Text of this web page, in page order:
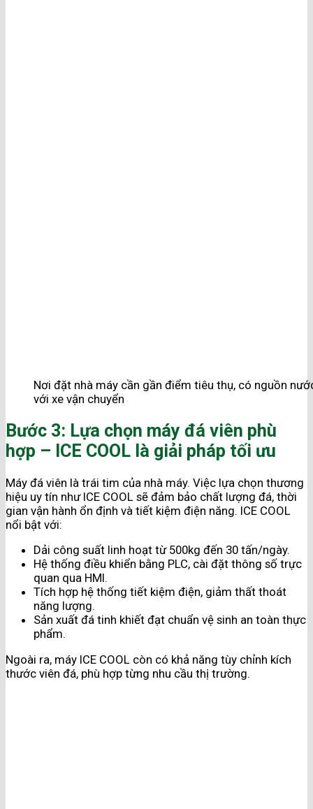
Nơi đặt nhà máy cần gần điểm tiêu thụ, có nguồn
với xe vận chuyển
Bước 3: Lựa chọn máy đá viên phù
hợp – ICE COOL là giải pháp tối ưu
Máy đá viên là trái tim của nhà máy. Việc lựa chọn thương
hiệu uy tín như ICE COOL sẽ đảm bảo chất lượng đá, thời
gian vận hành ổn định và tiết kiệm điện năng. ICE COOL
nổi bật với:
Dải công suất linh hoạt từ 500kg đến 30 tấn/ngày.
Hệ thống điều khiển bằng PLC, cài đặt thông số trực
quan qua HMI.
Tích hợp hệ thống tiết kiệm điện, giảm thất thoát
năng lượng.
Sản xuất đá tinh khiết đạt chuẩn vệ sinh an toàn thực
phẩm.
Ngoài ra, máy ICE COOL còn có khả năng tùy chỉnh kích
thước viên đá, phù hợp từng nhu cầu thị trường.